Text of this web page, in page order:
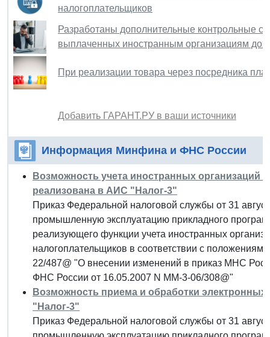
налогоплательщиков
Разработаны дополнительные контрольные
выплаченных иностранным организациям
При реализации товара через посредника
Добавить ГАРАНТ.РУ в ваши источники
Информация Минфина и ФНС России
Возможность учета иностранных организаций
реализована в АИС "Налог-3"
Приказ Федеральной налоговой службы от 31
промышленную эксплуатацию прикладного
реализующего функции учета иностранных
налогоплательщиков в соответствии с
22/487@ "О внесении изменений в приказ МНС
ФНС России от 16.05.2007 N ММ-3-06/308@"
Возможность приема и обработки
"Налог-3"
Приказ Федеральной налоговой службы от 31